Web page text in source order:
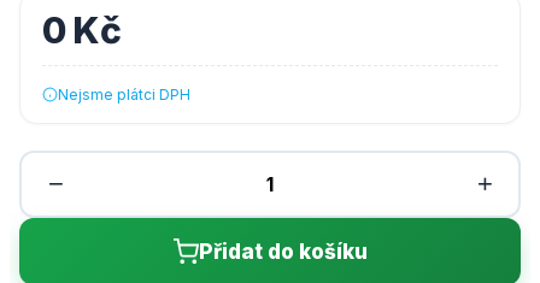
0 Kč
Nejsme plátci DPH
− +
Přidat do košíku